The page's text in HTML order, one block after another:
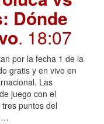
Dónde
. 18:07
por la fecha 1 de la
gratis y en vivo en
Las
juego con el
puntos del
…